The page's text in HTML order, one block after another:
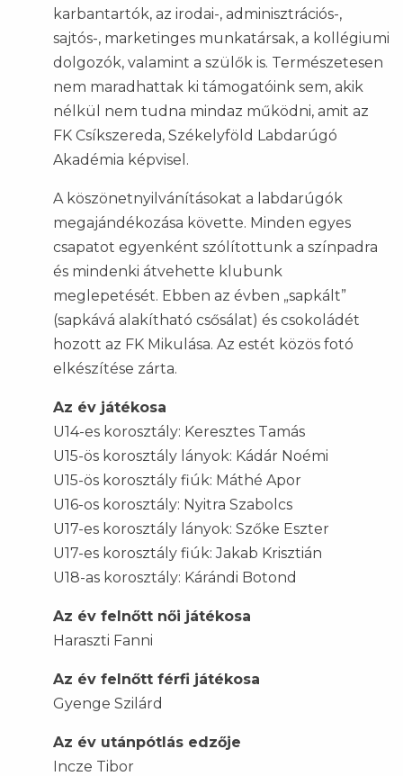
karbantartók, az irodai-, adminisztrációs-,
sajtós-, marketinges munkatársak, a kollégiumi
dolgozók, valamint a szülők is. Természetesen
nem maradhattak ki támogatóink sem, akik
nélkül nem tudna mindaz működni, amit az
FK Csíkszereda, Székelyföld Labdarúgó
Akadémia képvisel.
A köszönetnyilvánításokat a labdarúgók
megajándékozása követte. Minden egyes
csapatot egyenként szólítottunk a színpadra
és mindenki átvehette klubunk
meglepetését. Ebben az évben „sapkált”
(sapkává alakítható csősálat) és csokoládét
hozott az FK Mikulása. Az estét közös fotó
elkészítése zárta.
Az év játékosa
U14-es korosztály: Keresztes Tamás
U15-ös korosztály lányok: Kádár Noémi
U15-ös korosztály fiúk: Máthé Apor
U16-os korosztály: Nyitra Szabolcs
U17-es korosztály lányok: Szőke Eszter
U17-es korosztály fiúk:Jakab Krisztián
U18-as korosztály: Kárándi Botond
Az év felnőtt női játékosa
Haraszti Fanni
Az év felnőtt férfi játékosa
Gyenge Szilárd
Az év utánpótlás edzője
Incze Tibor